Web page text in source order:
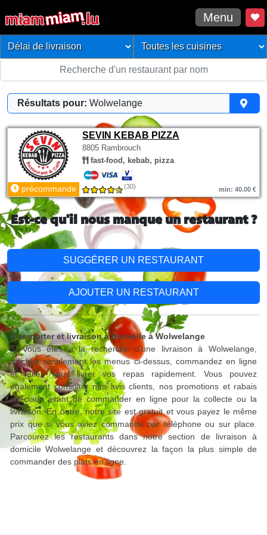
Menu
Résultats pour: Wolwelange
SEVIN KEBAB PIZZA
8805 Rambrouch
fast-food, kebab, pizza
précommande (30) min: 40.00 €
Est-ce qu'il nous manque un restaurant ?
SUGGÉRER UN RESTAURANT
AJOUTER UN RESTAURANT
A emporter et livraison à domicile à Wolwelange
Si vous êtes à la recherche d'une livraison à Wolwelange,
affichez simplement les menus ci-dessus, commandez en ligne
et faites vous livrer vos repas rapidement. Vous pouvez
également consulter nos avis clients, nos promotions et rabais
spéciaux avant de commander en ligne pour la collecte ou la
livraison. En outre, notre site est gratuit et vous payez le même
prix que si vous aviez commandé par téléphone ou sur place.
Parcourez les restaurants dans notre section de livraison à
domicile Wolwelange et découvrez la façon la plus simple de
commander des plats en ligne.